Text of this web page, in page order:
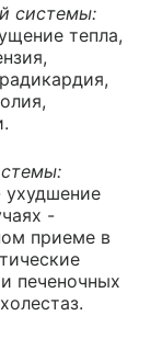
системы:
тепла,
ухудшение
-
приеме в
печеночных